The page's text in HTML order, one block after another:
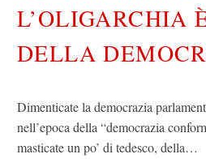
L’OLIGARCHIA
DELLA
Dimenticate la democrazia
nell’epoca della “democrazia
masticate un po’ di tedesco, della…